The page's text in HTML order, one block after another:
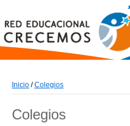
Inicio /Colegios
Colegios